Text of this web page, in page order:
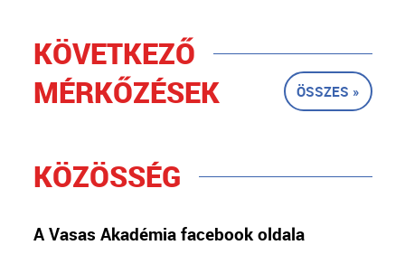
KÖVETKEZŐ
MÉRKŐZÉSEK
ÖSSZES »
KÖZÖSSÉG
A Vasas Akadémia facebook oldala